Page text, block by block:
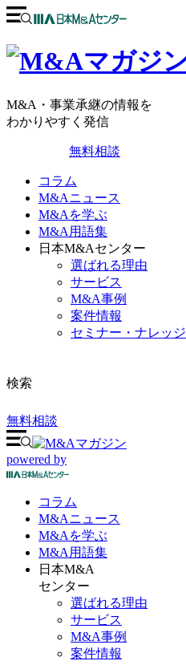
M&A・事業承継の情報を
わかりやすく発信
無料相談
コラム
M&Aニュース
M&Aを学ぶ
M&A用語集
日本M&Aセンター
選ばれる理由
サービス
M&A事例
案件情報
セミナー・ナレッジ
検索
無料相談
powered by
コラム
M&Aニュース
M&Aを学ぶ
M&A 用語集
日本M&A
センター
選ばれる理由
サービス
M&A事例
案件情報